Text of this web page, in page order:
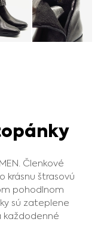
Členkové
krásnu štrasovú
pohodlnom
sú zateplene
každodenné